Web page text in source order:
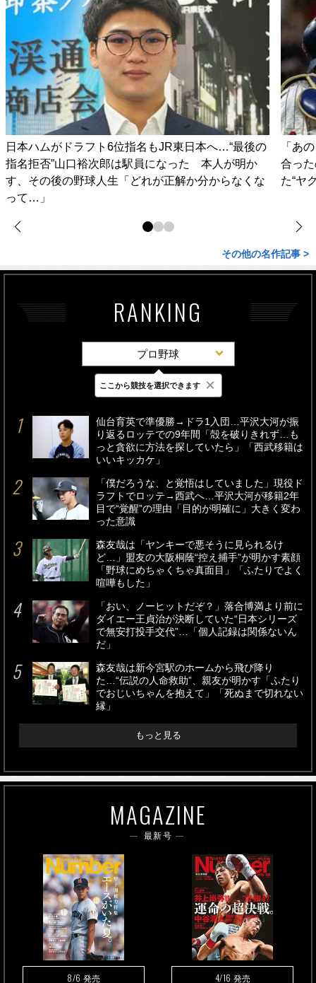
日本ハムがドラフト6位指名もJR東日本へ…“最後の
指名拒否”山口裕次郎は駅員になった 本人が明か
す、その後の野球人生「どれが正解か分からなくな
って…」
「あ
合っ
た“ヤ
その他の名作記事 >
RANKING
プロ野球
最新 24時間 週間
仙台育英で準優勝→ドラ1入団…平沢大河が振
り返るロッテでの9年間「殻を破りきれず…も
っと貪欲に方法を探していたら」「西武移籍は
いいキッカケ」
「僕だろうな、と覚悟はしていました」現役ド
ラフトでロッテ→西武へ…平沢大河が移籍2年
目で“覚醒”の理由「目的が明確に」大きく変わ
った意識
森友哉は「ヤンキーで悪そうに見られるけ
ど…」盟友の大阪桐蔭“控え捕手”が明かす素顔
「野球にめちゃくちゃ真面目」「ふたりでよく
喧嘩もした」
「おい、ノーヒットだぞ？」落合博満より前に
ダイエー王貞治が決断していた“日本シリーズ
で無安打投手交代”…「個人記録は関係ないん
だ」
森友哉は新今宮駅のホームから飛び降り
た…“伝説の人命救助”、親友が明かす「ふたり
でおじいちゃんを抱えて」「死ぬまで切れない
縁」
もっと見る
MAGAZINE
最新号
8/6 発売 4/16 発売
ここから競技を選択できます ×